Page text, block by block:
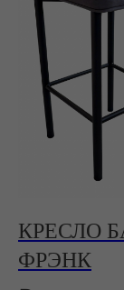
КРЕСЛО
ФРЭНК